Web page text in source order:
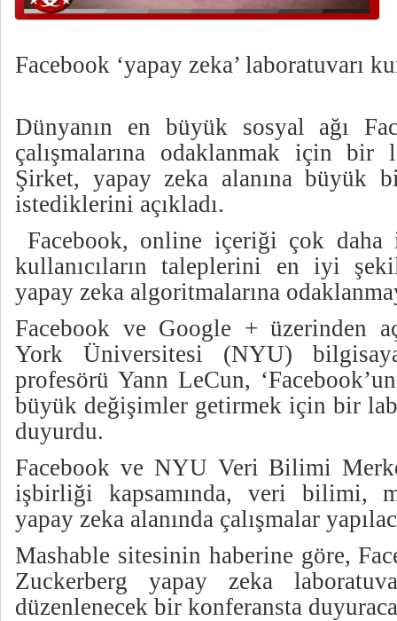
Facebook ‘yapay zeka’ laboratuvarı
Dünyanın en büyük sosyal ağı
çalışmalarına odaklanmak için bir
Şirket, yapay zeka alanına büyük
istediklerini açıkladı.
Facebook, online içeriği çok
kullanıcıların taleplerini en iyi
yapay zeka algoritmalarına
Facebook ve Google + üzerinden
York Üniversitesi (NYU)
profesörü Yann LeCun,
büyük değişimler getirmek için bir
duyurdu.
Facebook ve NYU Veri Bilimi
işbirliği kapsamında, veri bilimi,
yapay zeka alanında çalışmalar
Mashable sitesinin haberine göre,
Zuckerberg yapay zeka
düzenlenecek bir konferansta